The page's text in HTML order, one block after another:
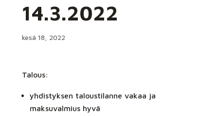
14.3.2022
kesä 18, 2022
Talous:
yhdistyksen taloustilanne vakaa ja
maksuvalmius hyvä